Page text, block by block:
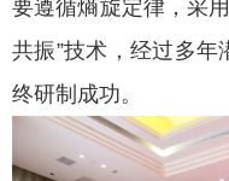
要遵循熵旋定律，采
共振”技术，经过多
终研制成功。